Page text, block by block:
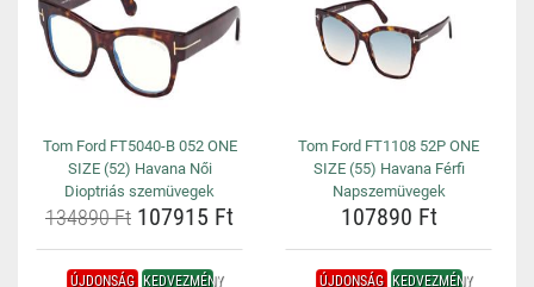
Tom Ford FT5040-B 052 ONE
SIZE (52) Havana Női
Dioptriás szemüvegek
134890 Ft 107915 Ft
Tom Ford FT1108 52P ONE
SIZE (55) Havana Férfi
Napszemüvegek
107890 Ft
ÚJDONSÁG KEDVEZMÉNY ÚJDONSÁG KEDVEZMÉNY